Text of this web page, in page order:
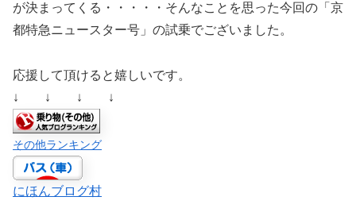
が決まってくる・・・・・そんなことを思った今回の「京
都特急ニュースター号」の試乗でございました。
応援して頂けると嬉しいです。
↓ ↓ ↓ ↓
その他ランキング
にほんブログ村